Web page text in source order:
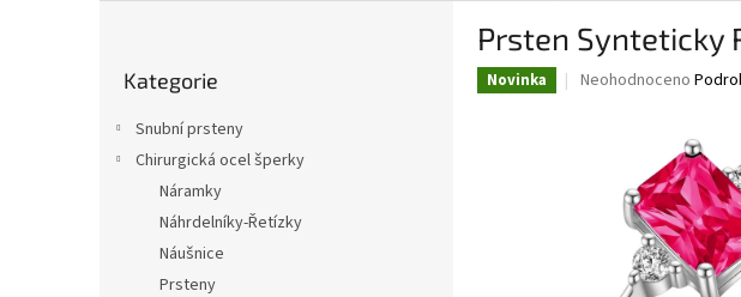
kategorie
Kategorie
Snubní prsteny
Chirurgická ocel šperky
Náramky
Náhrdelníky-Řetízky
Náušnice
Prsteny
Prsten Synteticky
Novinka
Průměrné
hvězdiček.
Neohodnoceno